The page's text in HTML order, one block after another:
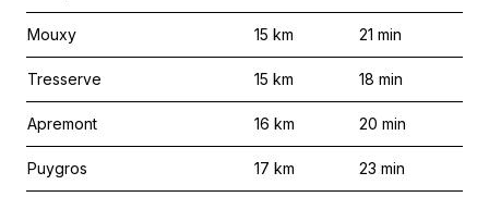
Mouxy 15 km 21 min
Tresserve 15 km 18 min
Apremont 16 km 20 min
Puygros 17 km 23 min